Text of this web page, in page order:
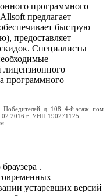
программного
предлагает
быструю
предоставляет
Специалисты
лицензионного
программного
д. 108, 4-й этаж, пом.
г. УНП 190271125,
.
устаревших версий